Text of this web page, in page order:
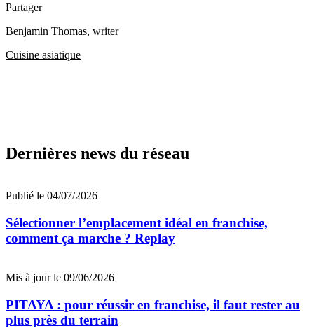
Partager
Benjamin Thomas, writer
Cuisine asiatique
Dernières news du réseau
Publié le 04/07/2026
Sélectionner l’emplacement idéal en franchise,
comment ça marche ? Replay
Mis à jour le 09/06/2026
PITAYA : pour réussir en franchise, il faut rester au
plus près du terrain